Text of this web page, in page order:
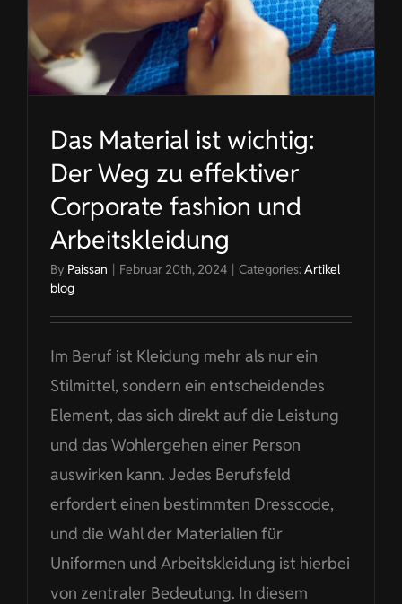
Das Material ist wichtig:
Der Weg zu effektiver
Corporate fashion und
Arbeitskleidung
By Paissan | Februar 20th, 2024 | Categories:Artikel
blog
Im Beruf ist Kleidung mehr als nur ein
Stilmittel, sondern ein entscheidendes
Element, das sich direkt auf die Leistung
und das Wohlergehen einer Person
auswirken kann. Jedes Berufsfeld
erfordert einen bestimmten Dresscode,
und die Wahl der Materialien für
Uniformen und Arbeitskleidung ist hierbei
von zentraler Bedeutung. In diesem